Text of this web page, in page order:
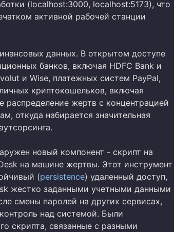
(localhost:3000, localhost:5173), что
активной рабочей станции
данных. В открытом доступе
банков, включая HDFC Bank и
и Wise, платежных систем PayPal,
криптокошельков, включая
распределение жертв с концентрацией
откуда набирается значительная
новый компонент - скрипт на
на машине жертвы. Этот инструмент
(persistence) удаленный доступ,
жестко заданными учетными данными
смены паролей на других сервисах,
над системой. Были
скрипта, связанные с разными